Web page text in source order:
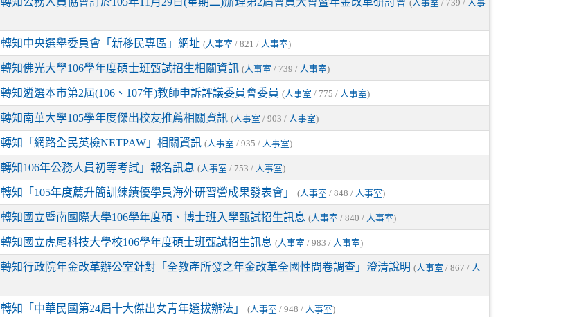
( 人事室 / 739 / 人事
轉知中央選舉委員會「新移民專區」網址 (人事室 / 821 / 人事室)
轉知佛光大學106學年度碩士班甄試招生相關資訊 (人事室 / 739 / 人事室)
轉知遴選本市第2屆(106、107年)教師申訴評議委員會委員 (人事室 / 775 / 人事室)
轉知南華大學105學年度傑出校友推薦相關資訊 (人事室 / 903 / 人事室)
轉知「網路全民英檢NETPAW」相關資訊 (人事室 / 935 / 人事室)
轉知106年公務人員初等考試」報名訊息 (人事室 / 753 / 人事室)
轉知「105年度薦升簡訓練績優學員海外研習營成果發表會」 (人事室 / 848 / 人事室)
轉知國立暨南國際大學106學年度碩、博士班入學甄試招生訊息 (人事室 / 840 / 人事室)
轉知國立虎尾科技大學校106學年度碩士班甄試招生訊息 (人事室 / 983 / 人事室)
轉知行政院年金改革辦公室針對「全教產所發之年金改革全國性問卷調查」澄清說明 (人事室 / 867 / 人
轉知「中華民國第24屆十大傑出女青年選拔辦法」 (人事室 / 948 / 人事室)